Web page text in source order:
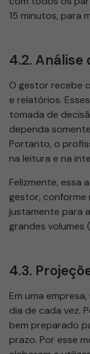
15 minutos, para
4.2. Análise
O gestor recebe
e relatórios.
tomada de
dependa
Portanto, o
na leitura e na
Felizmente, essa
gestor, conforme
justamente para
grandes volumes
4.3.
Em uma
dia de cada vez.
bem preparado
prazo. Por esse